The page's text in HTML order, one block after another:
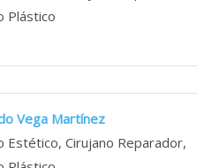
Plástico
Vega Martínez
Estético, Cirujano Reparador,